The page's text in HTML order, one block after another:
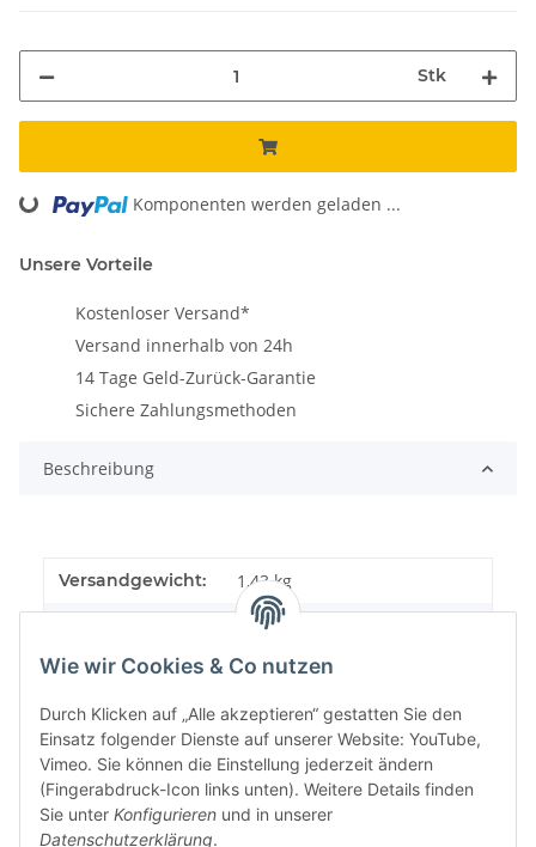
Stk
Loading... Komponenten werden geladen ...
Unsere Vorteile
Kostenloser Versand*
Versand innerhalb von 24h
14 Tage Geld-Zurück-Garantie
Sichere Zahlungsmethoden
Beschreibung
Versandgewicht: 1,43 kg
1,43 kg
Wie wir Cookies & Co nutzen
Durch Klicken auf „Alle akzeptieren“ gestatten Sie den
Einsatz folgender Dienste auf unserer Website: YouTube,
Vimeo. Sie können die Einstellung jederzeit ändern
(Fingerabdruck-Icon links unten). Weitere Details finden
Sie unter Konfigurieren und in unserer
Datenschutzerklärung.